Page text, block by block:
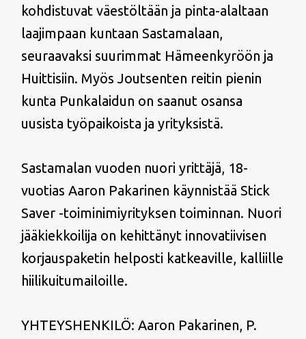
kohdistuvat väestöltään ja pinta-alaltaan
laajimpaan kuntaan Sastamalaan,
seuraavaksi suurimmat Hämeenkyröön ja
Huittisiin. Myös Joutsenten reitin pienin
kunta Punkalaidun on saanut osansa
uusista työpaikoista ja yrityksistä.
Sastamalan vuoden nuori yrittäjä, 18-
vuotias Aaron Pakarinen käynnistää Stick
Saver -toiminimiyrityksen toiminnan. Nuori
jääkiekkoilija on kehittänyt innovatiivisen
korjauspaketin helposti katkeaville, kalliille
hiilikuitumailoille.
YHTEYSHENKILÖ: Aaron Pakarinen, P.